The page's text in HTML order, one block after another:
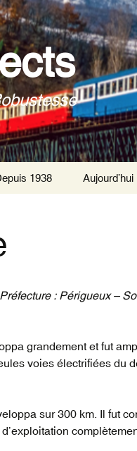
1938 Aujourd’hui
: Périgueux –
grandement et fut
voies électrifiées du
sur 300 km. Il fut